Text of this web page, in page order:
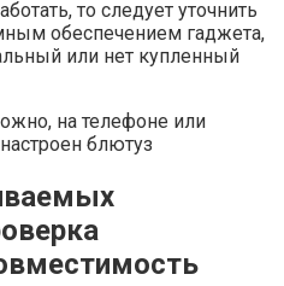
то следует уточнить
обеспечением гаджета,
или нет купленный
на телефоне или
блютуз